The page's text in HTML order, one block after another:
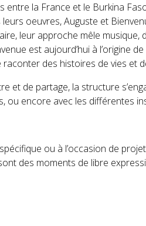
la France et le Burkina
leurs oeuvres, Auguste et
leur approche mêle
est aujourd’hui à l’origine
raconter des histoires de vies
et de partage, la structure
ou encore avec les différentes
ou à l’occasion de
des moments de libre